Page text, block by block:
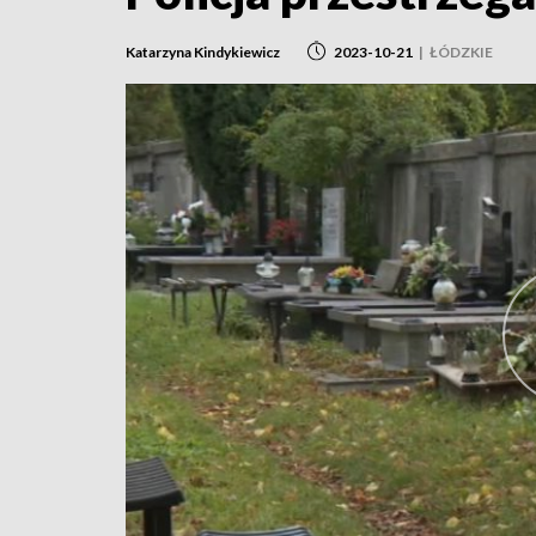
Katarzyna Kindykiewicz 2023-10-21 | ŁÓDZKIE